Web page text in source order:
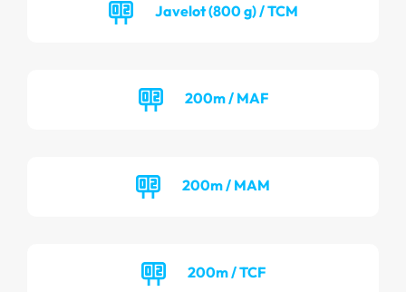
Javelot (800 g) / TCM
200m / MAF
200m / MAM
200m / TCF